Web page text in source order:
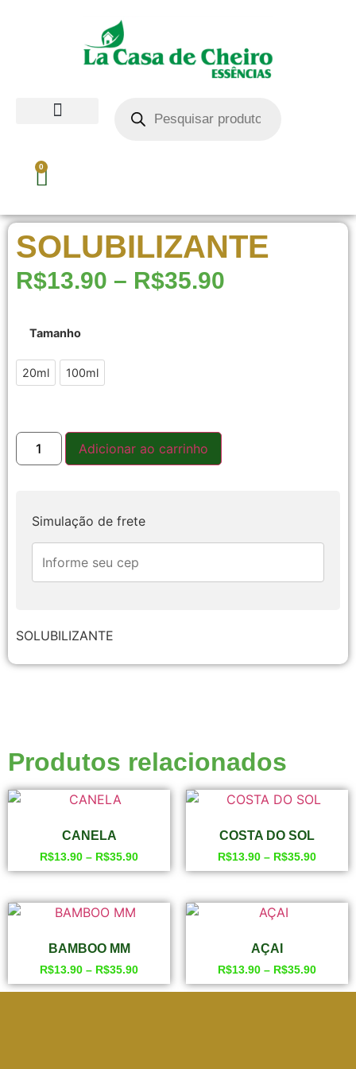
0
SOLUBILIZANTE
R$13.90 – R$35.90
Tamanho
20ml
20ml 100ml
Adicionar ao carrinho
Simulação de frete
SOLUBILIZANTE
Produtos relacionados
CANELA
R$13.90 – R$35.90
COSTA DO SOL
R$13.90 – R$35.90
BAMBOO MM
R$13.90 – R$35.90
AÇAI
R$13.90 – R$35.90